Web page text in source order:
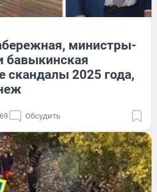
министры-
бавыкинская
скандалы 2025 года,
Обсудить